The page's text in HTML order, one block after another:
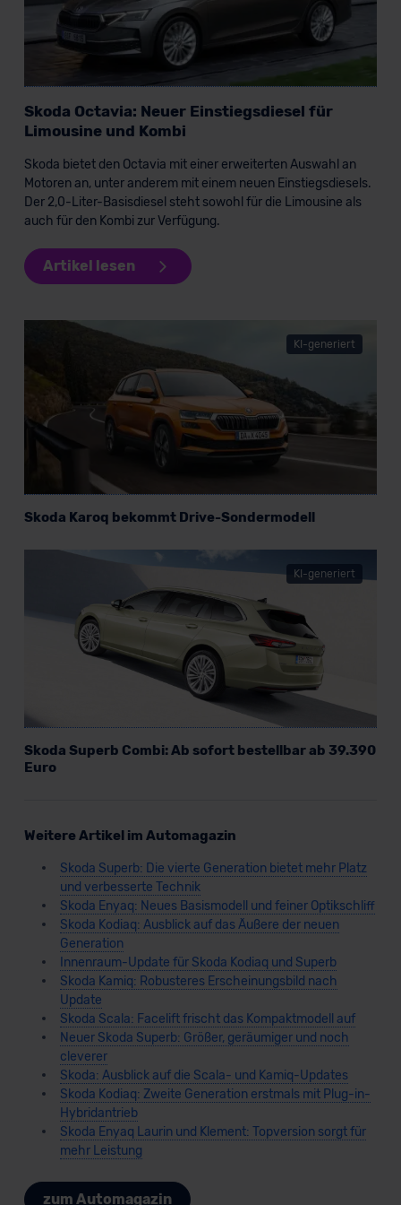
unserem Datenschutzbeauftragten unter
datenschutz@meinauto.de anfordern.
Skoda Octavia: Neuer Einstiegsdiesel für
Limousine und Kombi
Skoda bietet den Octavia mit einer erweiterten Auswahl an
Motoren an, unter anderem mit einem neuen Einstiegsdiesels.
Der 2,0-Liter-Basisdiesel steht sowohl für die Limousine als
auch für den Kombi zur Verfügung.
Artikel lesen
KI-generiert
Skoda Karoq bekommt Drive-Sondermodell
KI-generiert
Skoda Superb Combi: Ab sofort bestellbar ab 39.390
Euro
Weitere Artikel im Automagazin
Skoda Superb: Die vierte Generation bietet mehr Platz
und verbesserte Technik
Skoda Enyaq: Neues Basismodell und feiner Optikschliff
Skoda Kodiaq: Ausblick auf das Äußere der neuen
Generation
Innenraum-Update für Skoda Kodiaq und Superb
Skoda Kamiq: Robusteres Erscheinungsbild nach
Update
Skoda Scala: Facelift frischt das Kompaktmodell auf
Neuer Skoda Superb: Größer, geräumiger und noch
cleverer
Skoda: Ausblick auf die Scala- und Kamiq-Updates
Skoda Kodiaq: Zweite Generation erstmals mit Plug-in-
Hybridantrieb
Skoda Enyaq Laurin und Klement: Topversion sorgt für
mehr Leistung
zum Automagazin